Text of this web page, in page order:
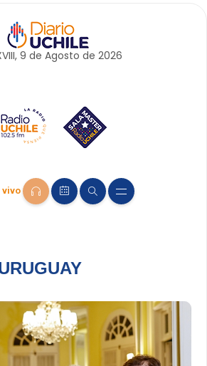
9 de Agosto de 2026
vivo